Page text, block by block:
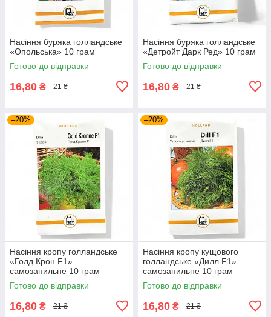
Насіння буряка голландське
«Опольська» 10 грам
Готово до відправки
16,80 ₴ 21 ₴
Насіння буряка голландське
«Детройт Дарк Ред» 10 грам
Готово до відправки
16,80 ₴ 21 ₴
–20%
Насіння кропу голландське
«Голд Крон F1»
самозапильне 10 грам
Готово до відправки
16,80 ₴ 21 ₴
–20%
Насіння кропу кущового
голландське «Дилл F1»
самозапильне 10 грам
Готово до відправки
16,80 ₴ 21 ₴